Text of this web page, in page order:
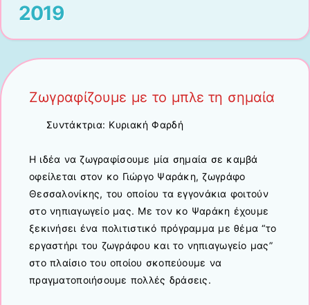
2019
Ζωγραφίζουμε με το μπλε τη σημαία
Συντάκτρια: Κυριακή Φαρδή
Η ιδέα να ζωγραφίσουμε μία σημαία σε καμβά
οφείλεται στον κο Γιώργο Ψαράκη, ζωγράφο
Θεσσαλονίκης, του οποίου τα εγγονάκια φοιτούν
στο νηπιαγωγείο μας. Με τον κο Ψαράκη έχουμε
ξεκινήσει ένα πολιτιστικό πρόγραμμα με θέμα “το
εργαστήρι του ζωγράφου και το νηπιαγωγείο μας”
στο πλαίσιο του οποίου σκοπεύουμε να
πραγματοποιήσουμε πολλές δράσεις.